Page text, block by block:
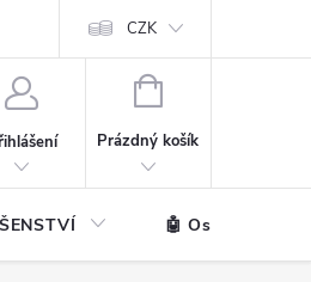
CZK
NÁKUPNÍ
Prázdný košík
🤖 Ostatní